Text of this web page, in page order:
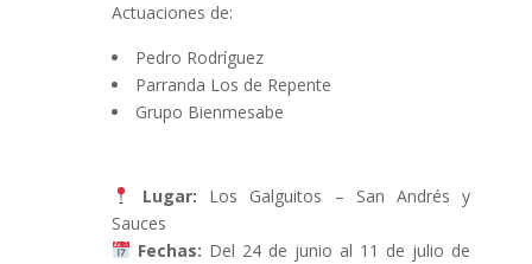
Actuaciones de:
Pedro Rodríguez
Parranda Los de Repente
Grupo Bienmesabe
Lugar: Los Galguitos – San Andrés y
Sauces
Fechas: Del 24 de junio al 11 de julio de